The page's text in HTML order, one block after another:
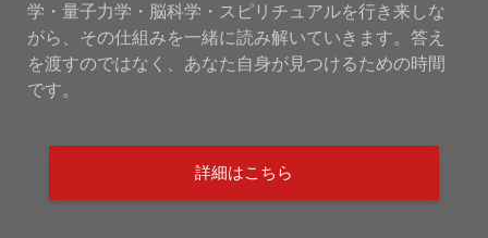
学・量子力学・脳科学・スピリチュアルを行き来しな
がら、その仕組みを一緒に読み解いていきます。答え
を渡すのではなく、あなた自身が見つけるための時間
です。
詳細はこちら